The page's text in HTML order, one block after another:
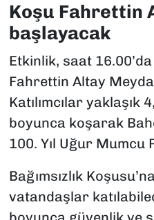
Koşu Fahrettin
başlayacak
Etkinlik, saat
Fahrettin Altay
Katılımcılar
boyunca koşarak
100. Yıl Uğur Mumcu
Bağımsızlık
vatandaşlar